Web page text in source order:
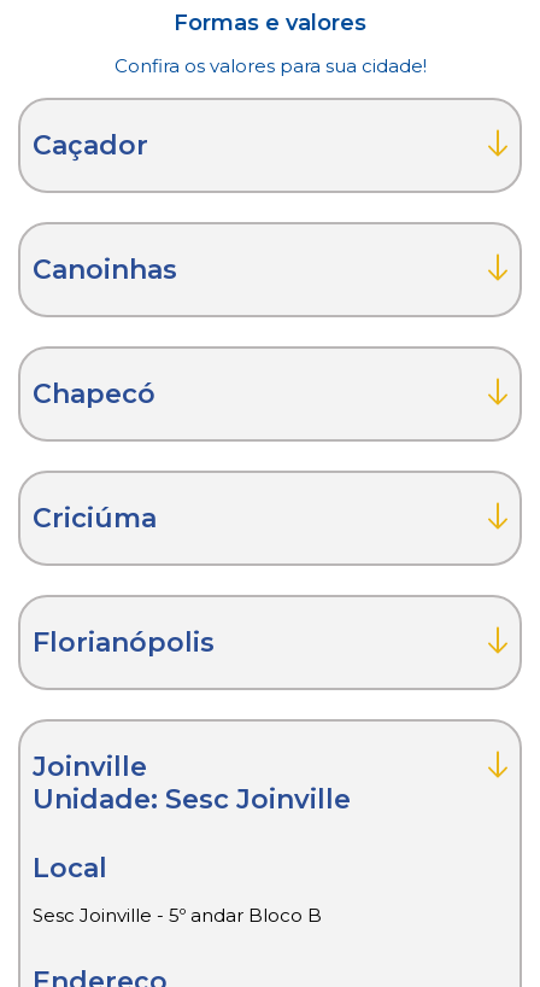
Formas e valores
Confira os valores para sua cidade!
Caçador
Canoinhas
Chapecó
Criciúma
Florianópolis
Joinville
Unidade: Sesc Joinville
Local
Sesc Joinville - 5º andar Bloco B